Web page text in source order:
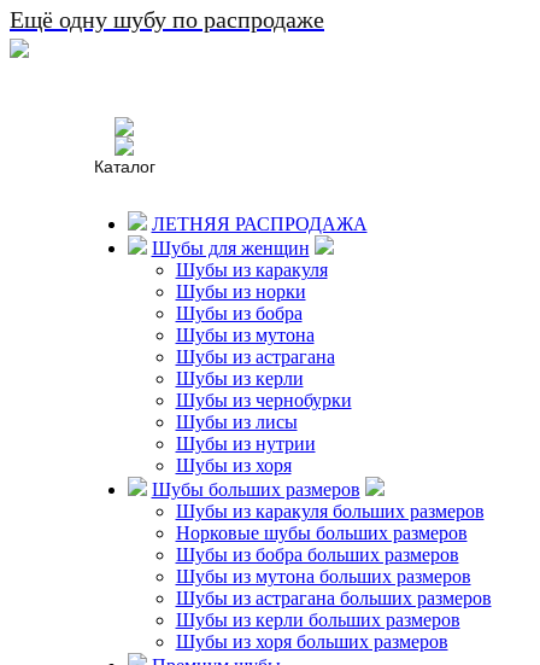
Ещё одну шубу по распродаже
© Меховая фабрика “Соболь”,
2008 - 2026
Каталог
Мужчинам
Женщинам
Как купить?Доставка
Бесплатная
доставка
Рассрочка
Гарантии
О нас
О нас
Новости
фабрики
Отзывы
Статьи
Контакты
Пошив на заказ
Каталог
ЛЕТНЯЯ РАСПРОДАЖА
Шубы для женщин
Шубы из каракуля
Шубы из норки
Шубы из бобра
Шубы из мутона
Шубы из астрагана
Шубы из керли
Шубы из чернобурки
Шубы из лисы
Шубы из нутрии
Шубы из хоря
Шубы больших размеров
Шубы из каракуля больших размеров
Норковые шубы больших размеров
Шубы из бобра больших размеров
Шубы из мутона больших размеров
Шубы из астрагана больших размеров
Шубы из керли больших размеров
Шубы из хоря больших размеров